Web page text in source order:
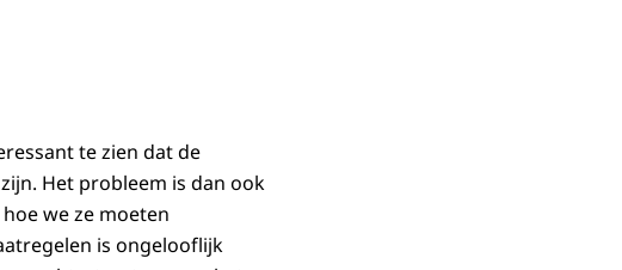
te zien dat de
Het probleem is dan ook
we ze moeten
is ongelooflijk